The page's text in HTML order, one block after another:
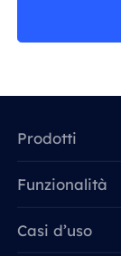
Prodotti
Funzionalità
Casi d’uso